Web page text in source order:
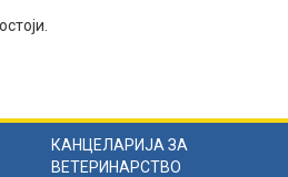
КАНЦЕЛАРИЈА ЗА
ВЕТЕРИНАРСТВО